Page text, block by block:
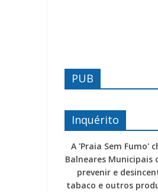
PUB
Inquérito
A 'Praia Sem Fumo'
Balneares Municipais
prevenir e
tabaco e outros